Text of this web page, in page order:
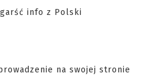
na swojej stronie